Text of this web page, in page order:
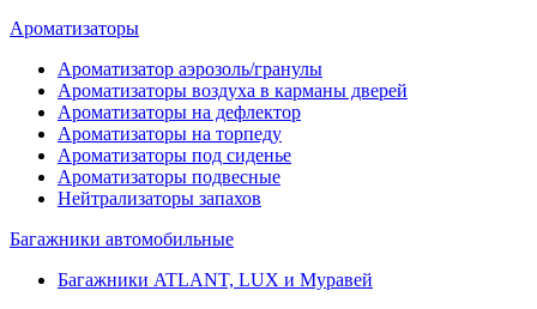
Ароматизаторы
Ароматизатор аэрозоль/гранулы
Ароматизаторы воздуха в карманы дверей
Ароматизаторы на дефлектор
Ароматизаторы на торпеду
Ароматизаторы под сиденье
Ароматизаторы подвесные
Нейтрализаторы запахов
Багажники автомобильные
Багажники ATLANT, LUX и Муравей